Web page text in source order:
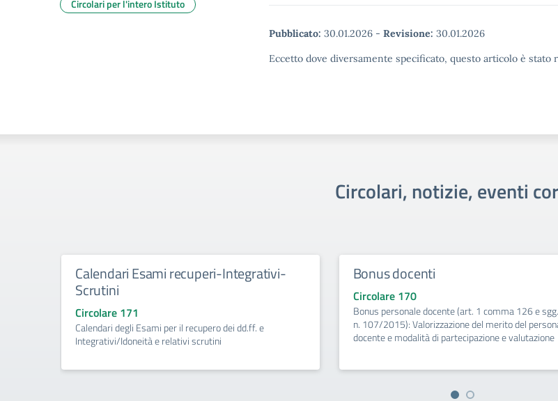
Pubblicato: 30.01.2026 - Revisione: 30.01.2026
Eccetto dove diversamente specificato, questo articolo è
Circolari per l'intero Istituto
Circolari, notizie, eventi
Calendari Esami recuperi-Integrativi-
Scrutini
Circolare 171
Calendari degli Esami per il recupero dei dd.ff. e
Integrativi/Idoneità e relativi scrutini
Bonus docenti
Circolare 170
Bonus personale docente (art. 1 comma 126 e
n. 107/2015): Valorizzazione del merito del
docente e modalità di partecipazione e valutazione